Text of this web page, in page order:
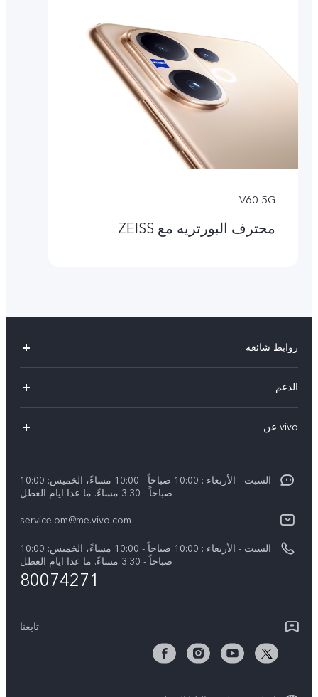
V60 5G
محترف البورتريه مع ZEISS
روابط شائعة
X300 (New)
X200 FE (New)
V50 Lite 5G
V50 5G
الدعم
مركز الخدمة
Funtouch OS
vivo عن
نبذة عنا
مركز الخصوصية لدى vivo
السبت - الأربعاء : 10:00 صباحاً - 10:00 مساءً، الخميس: 10:00
صباحاً - 3:30 مساءً. ما عدا ايام العطل
service.om@me.vivo.com
السبت - الأربعاء : 10:00 صباحاً - 10:00 مساءً، الخميس: 10:00
صباحاً - 3:30 مساءً. ما عدا ايام العطل
80074271
تابعنا